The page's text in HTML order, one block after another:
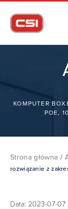
KOMPUTER
POE,
Strona główna /
rozwiązanie z
Data: 2023-07-07